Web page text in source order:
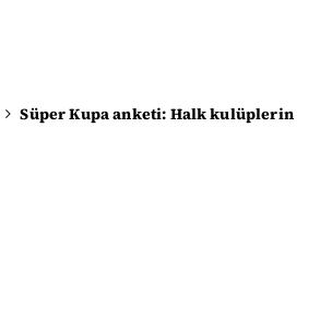
Süper Kupa anketi: Halk kulüplerin